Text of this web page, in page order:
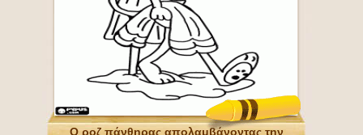
Ο ροζ πάνθηρας απολαμβάνοντας την